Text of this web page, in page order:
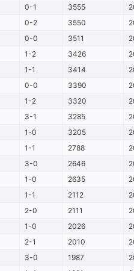
0-1 3555
0-2 3550
0-0 3511
1-2 3426
1-1 3414
0-0 3390
1-2 3320
3-1 3285
1-0 3205
1-1 2788
3-0 2646
1-0 2635
1-1 2112
2-0 2111
1-0 2026
2-1 2010
3-0 1987